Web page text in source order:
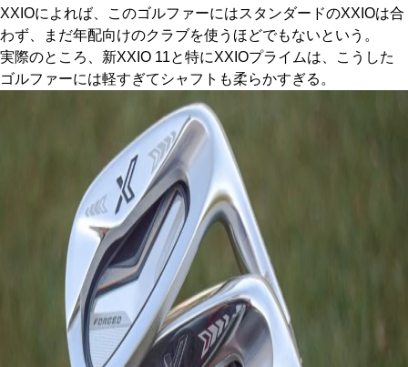
XXIOによれば、このゴルファーにはスタンダードのXXIOは合
わず、まだ年配向けのクラブを使うほどでもないという。
実際のところ、新XXIO 11と特にXXIOプライムは、こうした
ゴルファーには軽すぎてシャフトも柔らかすぎる。